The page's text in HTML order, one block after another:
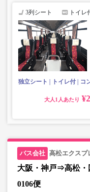
3列シート トイレ
独立シート トイレ付 コ
大人
高松エクスプ
大阪・神戸⇒高松・
0106便